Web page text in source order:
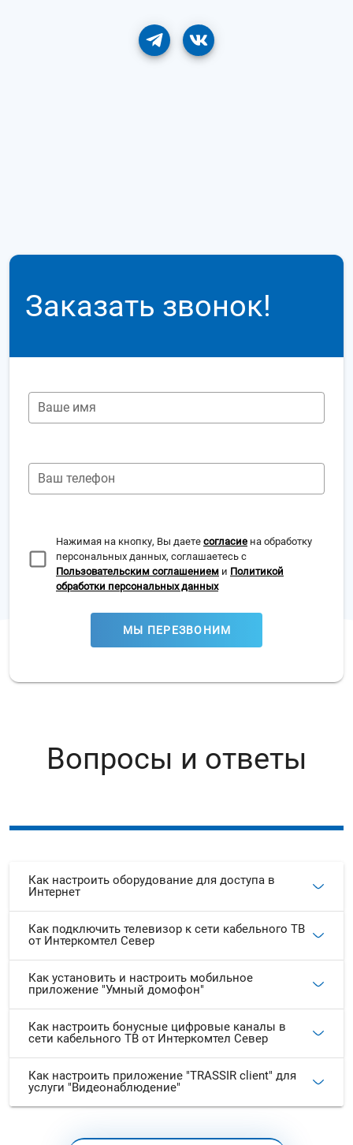
Заказать звонок!
Ваше имя
Ваш телефон
Нажимая на кнопку, Вы даете согласие на обработку
персональных данных, соглашаетесь с
Пользовательским соглашением и Политикой
обработки персональных данных
МЫ ПЕРЕЗВОНИМ
Вопросы и ответы
Как настроить оборудование для доступа в
Интернет
Как подключить телевизор к сети кабельного ТВ
от Интеркомтел Север
Как установить и настроить мобильное
приложение "Умный домофон"
Как настроить бонусные цифровые каналы в
сети кабельного ТВ от Интеркомтел Север
Как настроить приложение "TRASSIR client" для
услуги "Видеонаблюдение"